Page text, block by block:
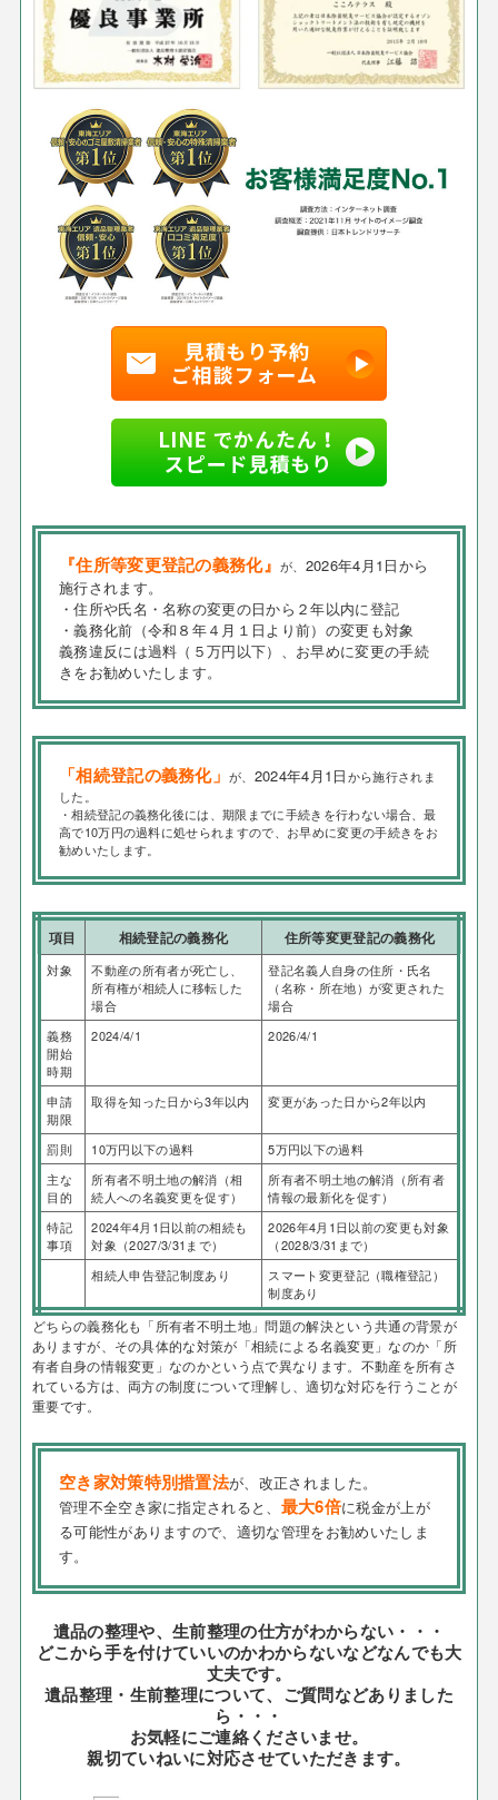
『住所等変更登記の義務化』が、 2026年4月1日から
施行されます。
・住所や氏名・名称の変更の日から２年以内に登記
・義務化前（令和８年４月１日より前）の変更も対象
義務違反には過料（５万円以下）、お早めに変更の手続
きをお勧めいたします。
「相続登記の義務化」が、 2024年4月1日から施行されま
した。
・相続登記の義務化後には、期限までに手続きを行わない場合、最
高で10万円の過料に処せられますので、お早めに変更の手続きをお
勧めいたします。
項目 相続登記の義務化 住所等変更登記の義務化
対象
不動産の所有者が死亡し、
所有権が相続人に移転した
場合
登記名義人自身の住所・氏名
（名称・所在地）が変更された
場合
義務
開始
時期
2024/4/1 2026/4/1
申請
期限
取得を知った日から3年以内 変更があった日から2年以内
罰則 10万円以下の過料
5万円以下の過料
主な
目的
所有者不明土地の解消（相
続人への名義変更を促す）
所有者不明土地の解消（所有者
情報の最新化を促す）
特記
事項
2024年4月1日以前の相続も
対象（2027/3/31まで）
2026年4月1日以前の変更も対象
（2028/3/31まで）
相続人申告登記制度あり
スマート変更登記（職権登記）
制度あり
どちらの義務化も「所有者不明土地」問題の解決という共通の背景が
ありますが、その具体的な対策が「相続による名義変更」なのか「所
有者自身の情報変更」なのかという点で異なります。不動産を所有さ
れている方は、両方の制度について理解し、適切な対応を行うことが
重要です。
空き家対策特別措置法が、改正されました。
管理不全空き家に指定されると、 最大6倍に税金が上が
る可能性がありますので、適切な管理をお勧めいたしま
す。
遺品の整理や、生前整理の仕方がわからない・・・
どこから手を付けていいのかわからないなどなんでも大
丈夫です。
遺品整理・生前整理について、ご質問などありました
ら・・・
お気軽にご連絡くださいませ。
親切ていねいに対応させていただきます。